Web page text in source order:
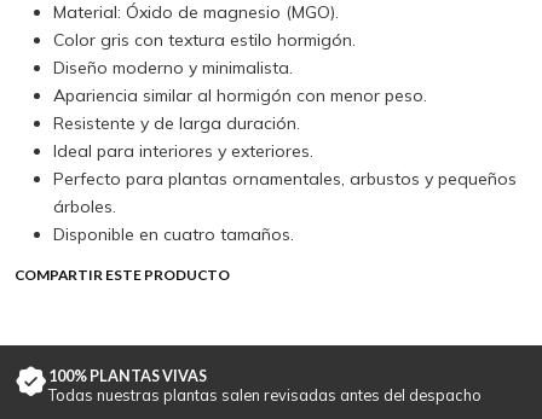
Material: Óxido de magnesio (MGO).
Color gris con textura estilo hormigón.
Diseño moderno y minimalista.
Apariencia similar al hormigón con menor peso.
Resistente y de larga duración.
Ideal para interiores y exteriores.
Perfecto para plantas ornamentales, arbustos y pequeños
árboles.
Disponible en cuatro tamaños.
COMPARTIR ESTE PRODUCTO
100% PLANTAS VIVAS
Todas nuestras plantas salen revisadas antes del despacho